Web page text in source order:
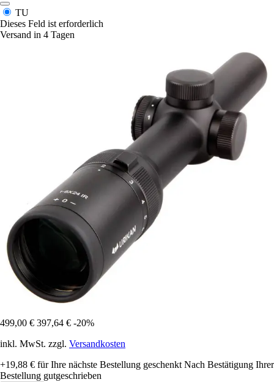
TU
Dieses Feld ist erforderlich
Versand in 4 Tagen
499,00 € 397,64 € -20%
inkl. MwSt. zzgl. Versandkosten
+19,88 € für Ihre nächste Bestellung geschenkt Nach Bestätigung Ihrer
Bestellung gutgeschrieben